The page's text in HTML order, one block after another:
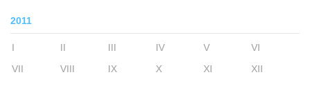
2011
I II III IV V
VI
VII
VIII IX X XI XII